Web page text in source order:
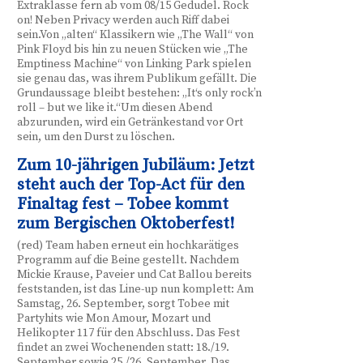
Extraklasse fern ab vom 08/15 Gedudel. Rock
on! Neben Privacy werden auch Riff dabei
sein.Von „alten“ Klassikern wie „The Wall“ von
Pink Floyd bis hin zu neuen Stücken wie „The
Emptiness Machine“ von Linking Park spielen
sie genau das, was ihrem Publikum gefällt. Die
Grundaussage bleibt bestehen: „It‘s only rock’n
roll – but we like it.“Um diesen Abend
abzurunden, wird ein Getränkestand vor Ort
sein, um den Durst zu löschen.
Zum 10-jährigen Jubiläum: Jetzt
steht auch der Top-Act für den
Finaltag fest – Tobee kommt
zum Bergischen Oktoberfest!
(red) Team haben erneut ein hochkarätiges
Programm auf die Beine gestellt. Nachdem
Mickie Krause, Paveier und Cat Ballou bereits
feststanden, ist das Line-up nun komplett: Am
Samstag, 26. September, sorgt Tobee mit
Partyhits wie Mon Amour, Mozart und
Helikopter 117 für den Abschluss. Das Fest
findet an zwei Wochenenden statt: 18./19.